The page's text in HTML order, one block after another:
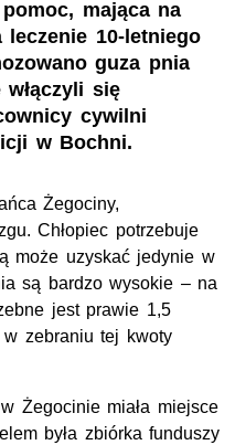
mająca na
10-letniego
guza pnia
się
cywilni
w Bochni.
Żegociny,
Chłopiec potrzebuje
może uzyskać jedynie w
są bardzo wysokie – na
jest prawie 1,5
w zebraniu tej kwoty
Żegocinie miała miejsce
była zbiórka funduszy